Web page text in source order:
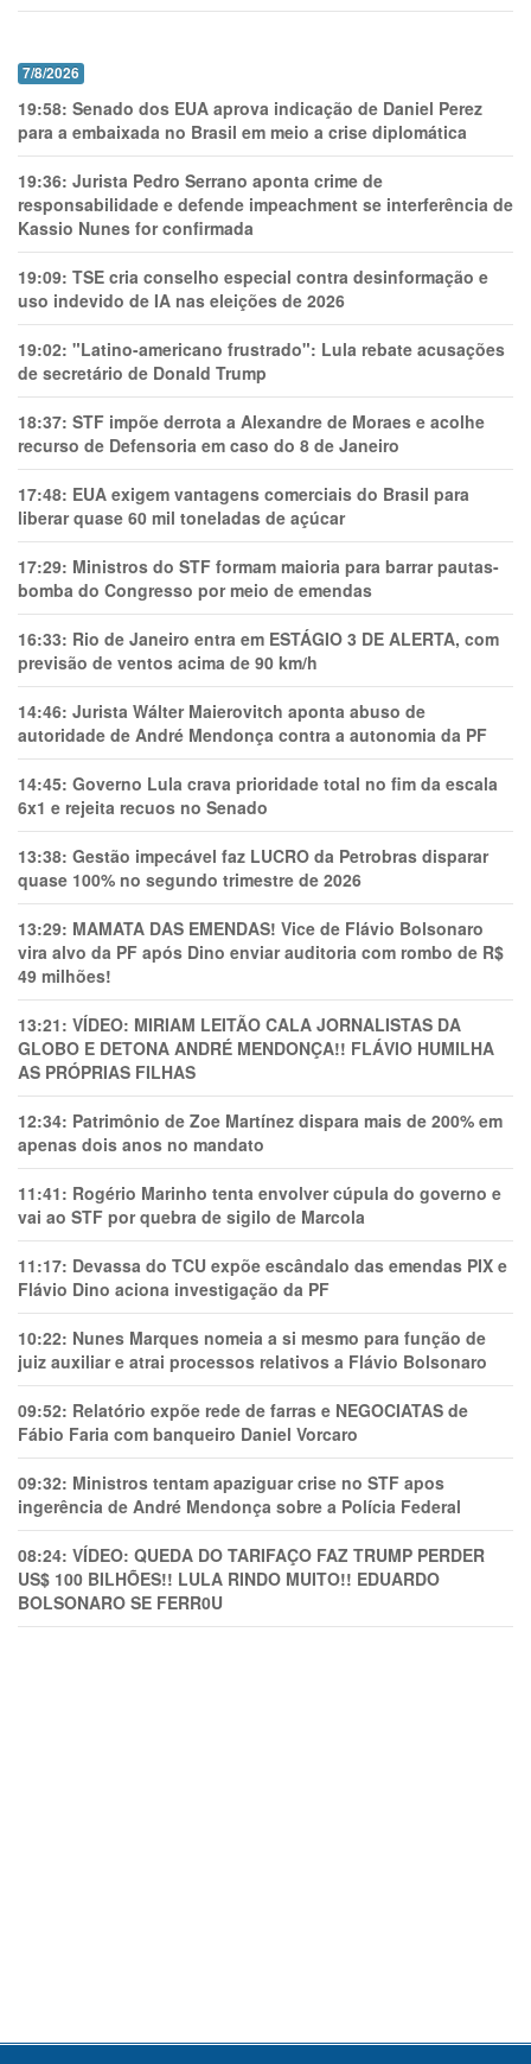
7/8/2026
19:58: Senado dos EUA aprova indicação de Daniel Perez
para a embaixada no Brasil em meio a crise diplomática
19:36: Jurista Pedro Serrano aponta crime de
responsabilidade e defende impeachment se interferência de
Kassio Nunes for confirmada
19:09: TSE cria conselho especial contra desinformação e
uso indevido de IA nas eleições de 2026
19:02: "Latino-americano frustrado": Lula rebate acusações
de secretário de Donald Trump
18:37: STF impõe derrota a Alexandre de Moraes e acolhe
recurso de Defensoria em caso do 8 de Janeiro
17:48: EUA exigem vantagens comerciais do Brasil para
liberar quase 60 mil toneladas de açúcar
17:29: Ministros do STF formam maioria para barrar pautas-
bomba do Congresso por meio de emendas
16:33: Rio de Janeiro entra em ESTÁGIO 3 DE ALERTA, com
previsão de ventos acima de 90 km/h
14:46: Jurista Wálter Maierovitch aponta abuso de
autoridade de André Mendonça contra a autonomia da PF
14:45: Governo Lula crava prioridade total no fim da escala
6x1 e rejeita recuos no Senado
13:38: Gestão impecável faz LUCRO da Petrobras disparar
quase 100% no segundo trimestre de 2026
13:29: MAMATA DAS EMENDAS! Vice de Flávio Bolsonaro
vira alvo da PF após Dino enviar auditoria com rombo de R$
49 milhões!
13:21: VÍDEO: MIRIAM LEITÃO CALA JORNALISTAS DA
GLOBO E DETONA ANDRÉ MENDONÇA!! FLÁVIO HUMILHA
AS PRÓPRIAS FILHAS
12:34: Patrimônio de Zoe Martínez dispara mais de 200% em
apenas dois anos no mandato
11:41: Rogério Marinho tenta envolver cúpula do governo e
vai ao STF por quebra de sigilo de Marcola
11:17: Devassa do TCU expõe escândalo das emendas PIX e
Flávio Dino aciona investigação da PF
10:22: Nunes Marques nomeia a si mesmo para função de
juiz auxiliar e atrai processos relativos a Flávio Bolsonaro
09:52: Relatório expõe rede de farras e NEGOCIATAS de
Fábio Faria com banqueiro Daniel Vorcaro
09:32: Ministros tentam apaziguar crise no STF apos
ingerência de André Mendonça sobre a Polícia Federal
08:24: VÍDEO: QUEDA DO TARIFAÇO FAZ TRUMP PERDER
US$ 100 BILHÕES!! LULA RINDO MUITO!! EDUARDO
BOLSONARO SE FERR0U